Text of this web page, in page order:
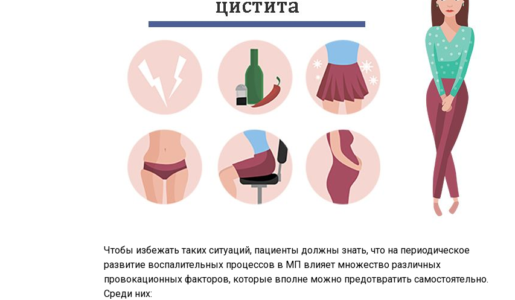
Чтобы избежать таких ситуаций, пациенты должны знать, что на периодическое
развитие воспалительных процессов в МП влияет множество различных
провокационных факторов, которые вполне можно предотвратить самостоятельно.
Среди них: